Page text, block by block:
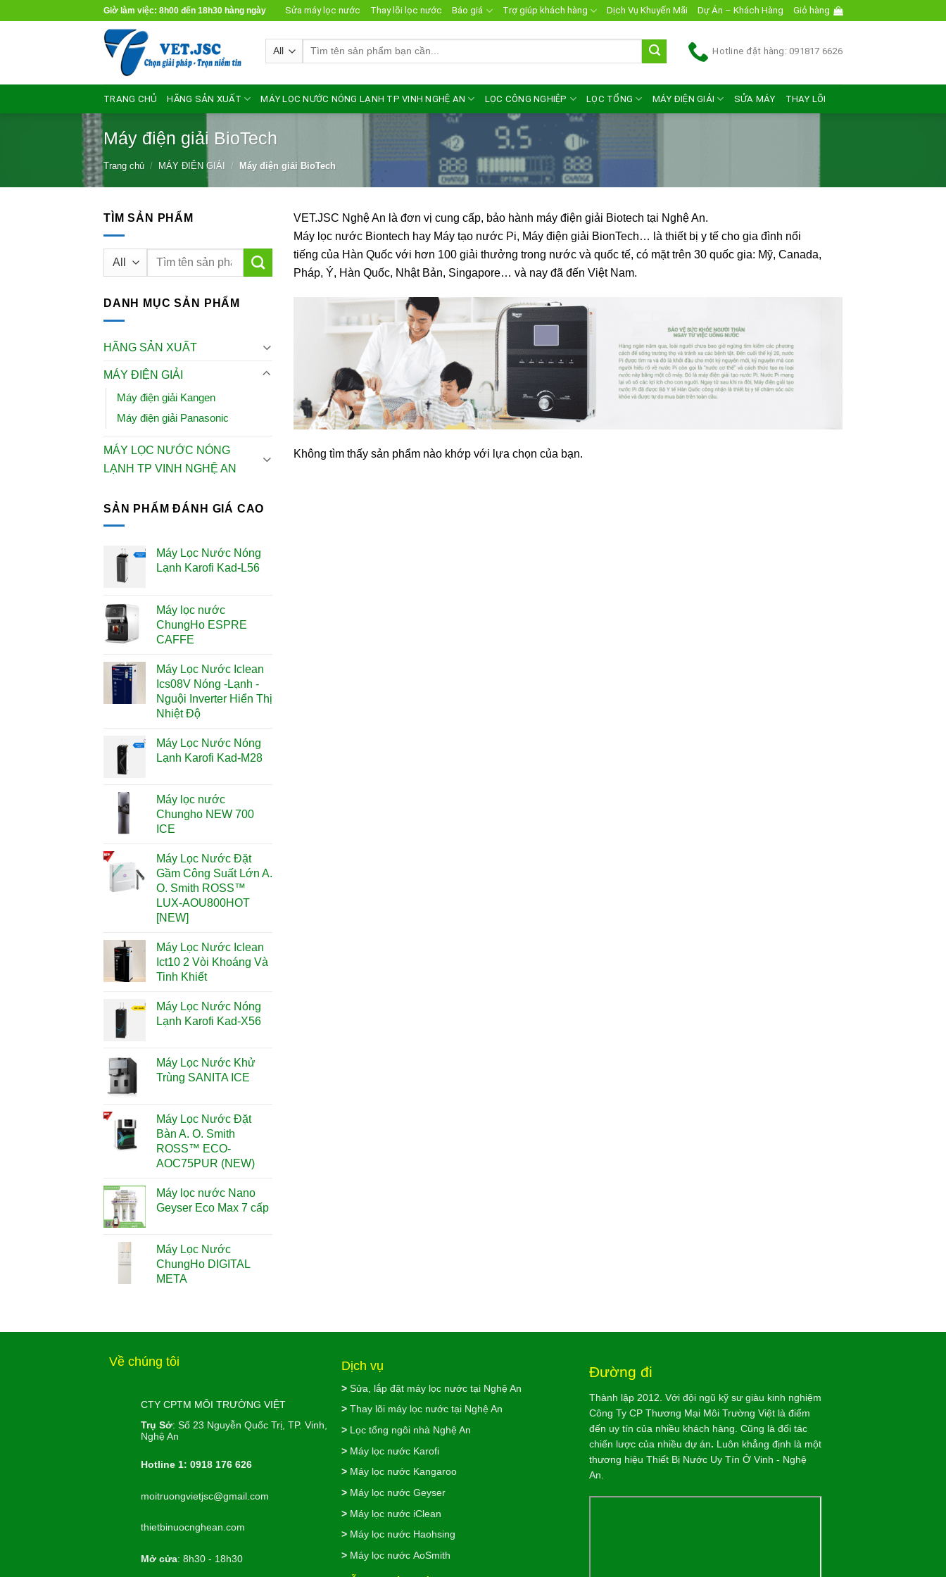
Giờ làm việc: 8h00 đến 18h30 hàng ngày Sửa máy lọc nước Thay lõi lọc nước Báo giá Trợ giúp khách hàng Dịch Vụ Khuyến Mãi Dự Án – Khách Hàng Giỏ hàng
Tìm
Hotline đặt hàng: 091817 6626
TRANG CHỦ HÃNG SẢN XUẤT MÁY LỌC NƯỚC NÓNG LẠNH TP VINH NGHỆ AN LỌC CÔNG NGHIỆP LỌC TỔNG MÁY ĐIỆN GIẢI SỬA MÁY THAY LÕI
Máy điện giải BioTech
Trang chủ / MÁY ĐIỆN GIẢI / Máy điện giải BioTech
TÌM SẢN PHẨM
Tìm
DANH MỤC SẢN PHẨM
HÃNG SẢN XUẤT
MÁY ĐIỆN GIẢI
Máy điện giải Kangen
Máy điện giải Panasonic
MÁY LỌC NƯỚC NÓNG
LẠNH TP VINH NGHỆ AN
SẢN PHẨM ĐÁNH GIÁ CAO
Máy Lọc Nước Nóng
Lạnh Karofi Kad-L56
Máy lọc nước
ChungHo ESPRE
CAFFE
Máy Lọc Nước Iclean
Ics08V Nóng -Lạnh -
Nguội Inverter Hiển Thị
Nhiệt Độ
Máy Lọc Nước Nóng
Lạnh Karofi Kad-M28
Máy lọc nước
Chungho NEW 700
ICE
Máy Lọc Nước Đặt
Gầm Công Suất Lớn A.
O. Smith ROSS™
LUX-AOU800HOT
[NEW]
Máy Lọc Nước Iclean
Ict10 2 Vòi Khoáng Và
Tinh Khiết
Máy Lọc Nước Nóng
Lạnh Karofi Kad-X56
Máy Lọc Nước Khử
Trùng SANITA ICE
Máy Lọc Nước Đặt
Bàn A. O. Smith
ROSS™ ECO-
AOC75PUR (NEW)
Máy lọc nước Nano
Geyser Eco Max 7 cấp
Máy Lọc Nước
ChungHo DIGITAL
META
VET.JSC Nghệ An là đơn vị cung cấp, bảo hành máy điện giải Biotech tại Nghệ An.
Máy lọc nước Biontech hay Máy tạo nước Pi, Máy điện giải BionTech… là thiết bị y tế cho gia đình nổi
tiếng của Hàn Quốc với hơn 100 giải thưởng trong nước và quốc tế, có mặt trên 30 quốc gia: Mỹ, Canada,
Pháp, Ý, Hàn Quốc, Nhật Bản, Singapore… và nay đã đến Việt Nam.
Không tìm thấy sản phẩm nào khớp với lựa chọn của bạn.
Về chúng tôi
CTY CPTM MÔI TRƯỜNG VIỆT
Trụ Sở: Số 23 Nguyễn Quốc Trị, TP. Vinh,
Nghệ An
Hotline 1: 0918 176 626
moitruongvietjsc@gmail.com
thietbinuocnghean.com
Mở cửa: 8h30 - 18h30
Dịch vụ
> Sửa, lắp đặt máy lọc nước tại Nghệ An
> Thay lõi máy lọc nước tại Nghệ An
>
Lọc tổng ngôi nhà Nghệ An
> Máy lọc nước Karofi
> Máy lọc nước Kangaroo
> Máy lọc nước Geyser
> Máy lọc nước iClean
> Máy lọc nước Haohsing
> Máy lọc nước AoSmith
Đường đi
Thành lập 2012. Với đội ngũ kỹ sư giàu kinh nghiệm
Công Ty CP Thương Mại Môi Trường Việt là điểm
đến uy tín của nhiều khách hàng. Cũng là đối tác
chiến lược của nhiều dự án. Luôn khẳng định là một
thương hiệu Thiết Bị Nước Uy Tín Ở Vinh - Nghệ
An.